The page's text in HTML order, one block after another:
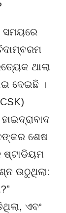
ସମୟରେ
ଥାଲା
ଦେଇଛି ।
ଶେଷ
ଷ୍ଟାଡିୟମ
ଉଠୁଥିଲା:
ଏବଂ